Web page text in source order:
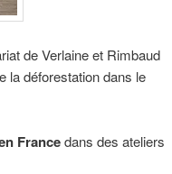
de Verlaine et Rimbaud
la déforestation dans le
Francedans des ateliers